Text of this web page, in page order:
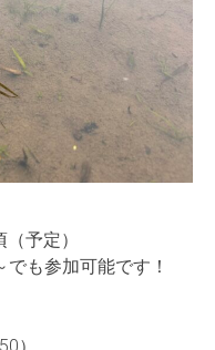
予定）
も参加可能です！